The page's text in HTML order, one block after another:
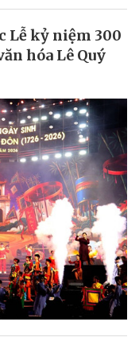
Lễ kỷ niệm 300
hóa Lê Quý